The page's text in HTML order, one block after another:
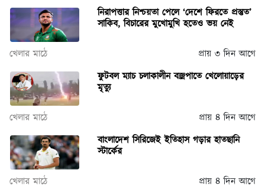
নিরাপত্তার নিশ্চয়তা পেলে ‘দেশে ফিরতে প্রস্তুত’
সাকিব, বিচারের মুখোমুখি হতেও ভয় নেই
খেলার মাঠে
প্রায় ৩ দিন আগে
ফুটবল ম্যাচ চলাকালীন বজ্রপাতে খেলোয়াড়ের
মৃত্যু
খেলার মাঠে
প্রায় ৪ দিন আগে
বাংলাদেশ সিরিজেই ইতিহাস গড়ার হাতছানি
স্টার্কের
খেলার মাঠে
প্রায় ৪ দিন আগে